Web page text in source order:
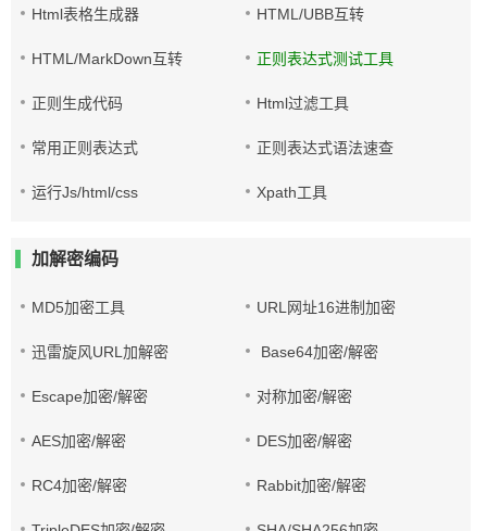
Html表格生成器 HTML/UBB互转
HTML/MarkDown互转 正则表达式测试工具
正则生成代码 Html过滤工具
常用正则表达式 正则表达式语法速查
运行Js/html/css Xpath工具
加解密编码
MD5加密工具 URL网址16进制加密
迅雷旋风URL加解密 Base64加密/解密
Escape加密/解密 对称加密/解密
AES加密/解密 DES加密/解密
RC4加密/解密 Rabbit加密/解密